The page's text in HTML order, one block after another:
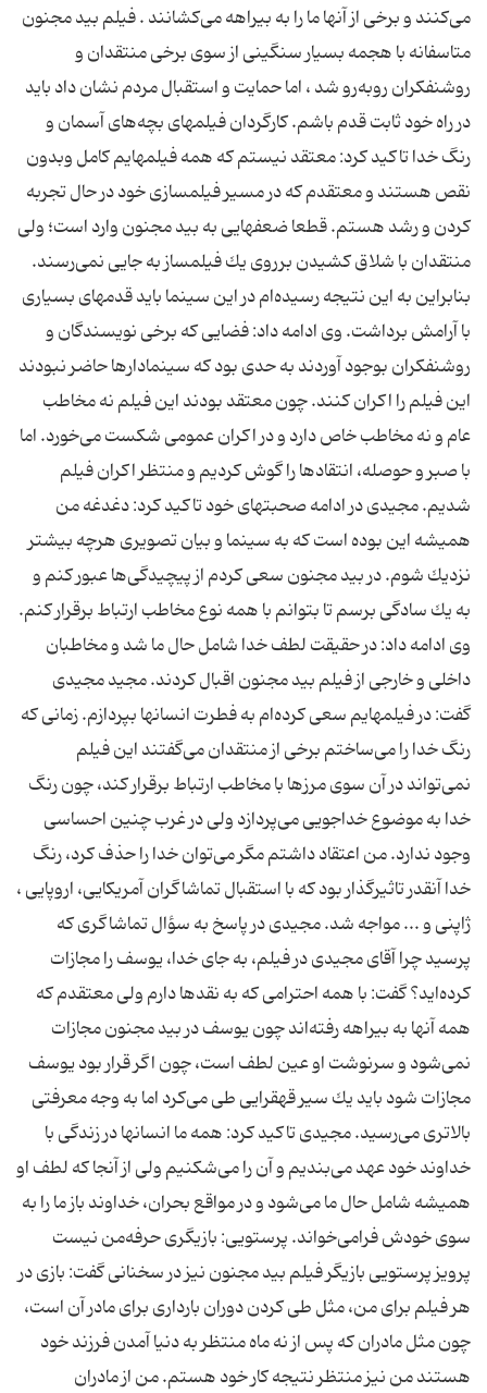
می‌كنند و برخی از آنها ما را به بیراهه می‌كشانند . فیلم بید مجنون
متاسفانه با هجمه بسیار سنگینی از سوی برخی منتقدان و
روشنفكران روبه‌رو شد ، اما حمایت و استقبال مردم نشان داد باید
در راه خود ثابت قدم باشم. كارگردان فیلمهای بچه‌های آسمان و
رنگ خدا تاكید كرد: معتقد نیستم كه همه فیلمهایم كامل وبدون
نقص هستند و معتقدم كه در مسیر فیلمسازی خود در حال تجربه
كردن و رشد هستم. قطعا ضعفهایی به بید مجنون وارد است؛ ولی
منتقدان با شلاق كشیدن برروی یك فیلمساز به جایی نمی‌رسند.
بنابراین به این نتیجه رسیده‌ام در این سینما باید قدمهای بسیاری
با آرامش برداشت. وی ادامه داد: فضایی كه برخی نویسندگان و
روشنفكران بوجود آوردند به حدی بود كه سینمادارها حاضر نبودند
این فیلم را اكران كنند. چون معتقد بودند این فیلم نه مخاطب
عام و نه مخاطب خاص دارد و در اكران عمومی شكست می‌خورد. اما
با صبر و حوصله، انتقادها را گوش كردیم و منتظر اكران فیلم
شدیم. مجیدی در ادامه صحبتهای خود تاكید كرد: دغدغه من
همیشه این بوده است كه به سینما و بیان تصویری هرچه بیشتر
نزدیك شوم. در بید مجنون سعی كردم از پیچیدگی‌ها عبور كنم و
به یك سادگی برسم تا بتوانم با همه نوع مخاطب ارتباط برقرار كنم.
وی ادامه داد: در حقیقت لطف خدا شامل حال ما شد و مخاطبان
داخلی و خارجی از فیلم بید مجنون اقبال كردند. مجید مجیدی
گفت: در فیلمهایم سعی كرده‌ام به فطرت انسانها بپردازم. زمانی كه
رنگ خدا را می‌ساختم برخی از منتقدان می‌گفتند این فیلم
نمی‌تواند در آن سوی مرزها با مخاطب ارتباط برقرار كند، چون رنگ
خدا به موضوع خداجویی می‌پردازد ولی در غرب چنین احساسی
وجود ندارد. من اعتقاد داشتم مگر می‌توان خدا را حذف كرد، رنگ
خدا آنقدر تاثیرگذار بود كه با استقبال تماشاگران آمریكایی، اروپایی ،
ژاپنی و ... مواجه شد. مجیدی در پاسخ به سؤال تماشاگری كه
پرسید چرا آقای مجیدی در فیلم، به جای خدا، یوسف را مجازات
كرده‌اید؟ گفت: با همه احترامی كه به نقدها دارم ولی معتقدم كه
همه آنها به بیراهه رفته‌اند چون یوسف در بید مجنون مجازات
نمی‌شود و سرنوشت او عین لطف است، چون اگر قرار بود یوسف
مجازات شود باید یك سیر قهقرایی طی می‌كرد اما به وجه معرفتی
بالاتری می‌رسید. مجیدی تاكید كرد: همه ما انسانها در زندگی با
خداوند خود عهد می‌بندیم و آن را می‌شكنیم ولی از آنجا كه لطف او
همیشه شامل حال ما می‌شود و در مواقع بحران، خداوند باز ما را به
سوی خودش فرامی‌خواند. پرستویی: بازیگری حرفه‌من نیست‌
پرویز پرستویی بازیگر فیلم بید مجنون نیز در سخنانی گفت: بازی در
هر فیلم برای من، مثل طی كردن دوران بارداری برای مادر آن است،
چون مثل مادران كه پس از نه ماه منتظر به دنیا آمدن فرزند خود
هستند من نیز منتظر نتیجه كار خود هستم. من از مادران